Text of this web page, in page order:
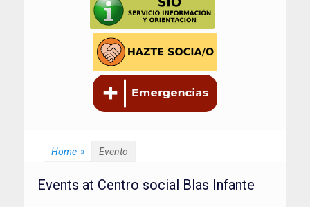
Home » Evento
Events at Centro social Blas Infante